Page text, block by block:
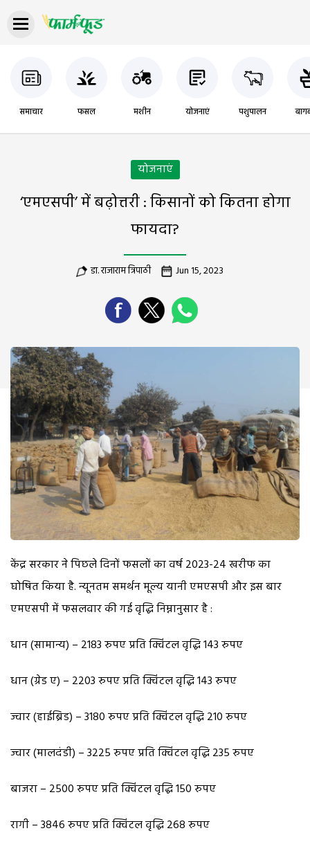
समाचार फसल मशीन योजनाएं पशुपालन
योजनाएं
‘एमएसपी’ में बढ़ोत्तरी : किसानों को कितना होगा
फायदा?
डा. राजाराम त्रिपाठी Jun 15, 2023
केंद्र सरकार ने पिछले दिनों फसलों का वर्ष 2023-24 खरीफ का
घोषित किया है. न्यूनतम समर्थन मूल्य यानी एमएसपी और इस बार
एमएसपी में फसलवार की गई वृद्धि निम्नानुसार है :
धान (सामान्य) – 2183 रुपए प्रति क्विंटल वृद्धि 143 रुपए
धान (ग्रेड ए) – 2203 रुपए प्रति क्विंटल वृद्धि 143 रुपए
ज्वार (हाईब्रिड) – 3180 रुपए प्रति क्विंटल वृद्धि 210 रुपए
ज्वार (मालदंडी) – 3225 रुपए प्रति क्विंटल‌ वृद्धि 235 रुपए
बाजरा – 2500 रुपए प्रति क्विंटल वृद्धि 150 रुपए
रागी – 3846 रुपए प्रति क्विंटल वृद्धि 268 रुपए